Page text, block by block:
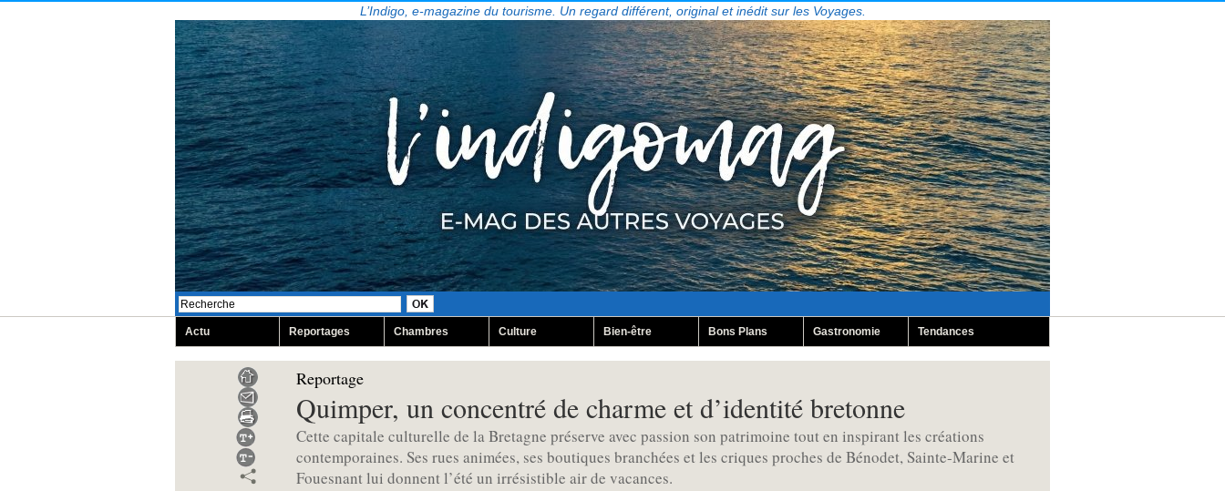
L’Indigo, e-magazine du tourisme. Un regard différent, original et inédit sur les Voyages.
Actu Reportages Chambres Culture Bien-être Bons Plans Gastronomie Tendances
Reportage
Quimper, un concentré de charme et d’identité bretonne
Cette capitale culturelle de la Bretagne préserve avec passion son patrimoine tout en inspirant les créations
contemporaines. Ses rues animées, ses boutiques branchées et les criques proches de Bénodet, Sainte-Marine et
Fouesnant lui donnent l’été un irrésistible air de vacances.